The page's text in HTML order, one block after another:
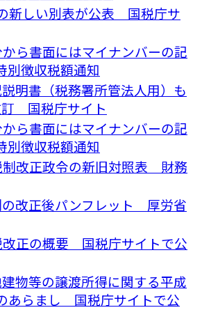
新しい別表が公表 国税庁サ
ら書面にはマイナンバーの記
徴収税額通知
明書（税務署所管法人用）も
訂 国税庁サイト
ら書面にはマイナンバーの記
徴収税額通知
制改正政令の新旧対照表 財務
の改正後パンフレット 厚労省
改正の概要 国税庁サイトで公
物等の譲渡所得に関する平成
あらまし 国税庁サイトで公